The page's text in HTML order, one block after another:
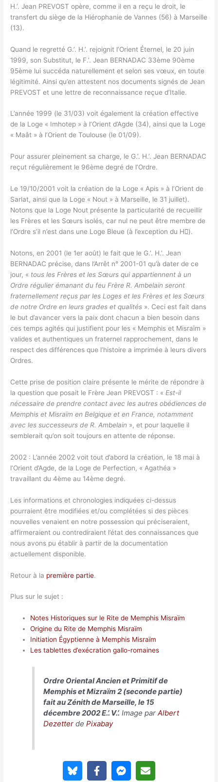
H.’. Jean PREVOST opère, comme il en a reçu le droit, le
transfert du siège de la Hiérophanie de Vannes (56) à Marseille
(13).
Quand le regretté G.’. H.’. rejoignit l’Orient Éternel, le 20 juin
1999, son Substitut, le F.’. Jean BERNADAC 33ème 90ème
95ème lui succéda naturellement et selon ses vœux, en toute
légitimité. Ainsi qu’en attestent nos documents signés de Jean
PREVOST et une lettre de reconnaissance reçue d’Italie.
L’année 1999 (le 31/03) voit également la création effective
de la Loge « Imhotep » à l’Orient d’Agde (34), ainsi que la Loge
« Maât » à l’Orient de Toulouse (le 01/09).
Pour assurer pleinement sa charge, le G.’. H.’. Jean BERNADAC
reçut régulièrement le 96ème degré de l’Ordre.
Le 19/10/2001 voit la création de la Loge « Apis » à l’Orient de
Sarlat, ainsi que la Loge « Nout » à Marseille, le 31 juillet).
Notons que la Loge Nout présente la particularité de recueillir
les Frères et les Sœurs isolés, car nul ne peut être membre de
l’Ordre s’il n’est dans une Loge Bleue (à l’exception du H).
Notons, en 2001 (le 1er août) le fait que le G.’. H.’. Jean
BERNADAC précise, dans l’Arrêt n° 2001-01 qu’à dater de ce
jour, « tous les Frères et les Sœurs qui appartiennent à un
Ordre régulier émanant du feu Frère R. Ambelain seront
fraternellement reçus par les Loges et les Frères et les Sœurs
de notre Ordre en leurs grades et qualités ». Ceci est fait dans
le but d’avancer vers la paix dont chacun a bien besoin dans
ces temps agités qui justifient pour les « Memphis et Misraïm »
valides et authentiques un fraternel rapprochement, dans le
respect des différences que l’histoire a imprimée à leurs divers
Ordres.
Cette prise de position claire présente le mérite de répondre à
la question que posait le Frère Jean PREVOST : « Est-il
nécessaire de prendre contact avec les autres obédiences de
Memphis et Misraïm en Belgique et en France, notamment
avec les successeurs de R. Ambelain », et pour laquelle il
semblerait qu’on soit toujours en attente de réponse.
2002 : L’année 2002 voit tout d’abord la création, le 18 mai à
l’Orient d’Agde, de la Loge de Perfection, « Agathéa »
travaillant du 4ème au 14ème degré.
Les informations et chronologies indiquées ci-dessus
pourraient être modifiées et/ou complétées si des pièces
nouvelles venaient en notre possession qui préciseraient,
affirmeraient ou contrediraient l’état des connaissances que
nous avons pu établir à partir de la documentation
actuellement disponible.
Retour à la première partie.
Plus sur le sujet :
Notes Historiques sur le Rite de Memphis Misraïm
Origine du Rite de Memphis Misraïm
Initiation Égyptienne à Memphis Misraïm
Les tablettes d’exécration gallo-romaines
Ordre Oriental Ancien et Primitif de
Memphis et Mizraïm 2 (seconde partie)
fait au Zénith de Marseille, le 15
décembre 2002 E.’. V.’. Image parAlbert
Dezetter dePixabay